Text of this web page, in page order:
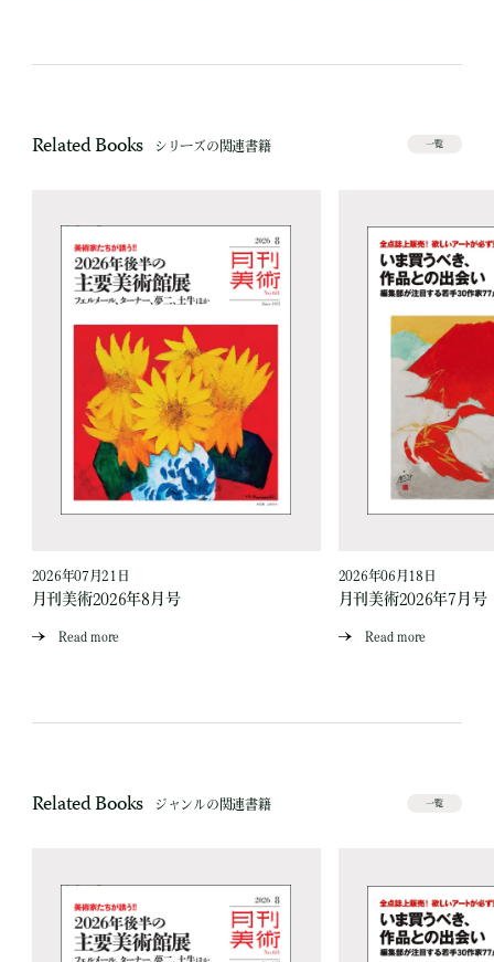
Related Books シリーズの関連書籍 一覧
2026年07月21日
月刊美術2026年8月号
Read more
2026年06月18日
月刊美術2026年7月号
Read more
Related Books ジャンルの関連書籍 一覧